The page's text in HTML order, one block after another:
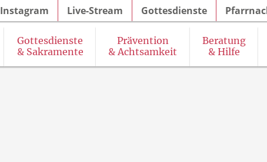
Gottesdienste
& Sakramente
Prävention
& Achtsamkeit
Beratung
& Hilfe
Instagram Live-Stream Gottesdienste